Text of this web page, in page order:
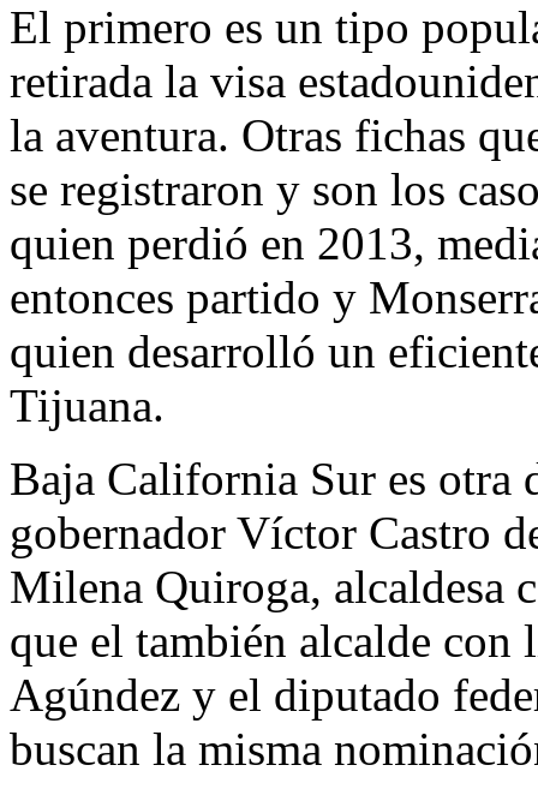
El primero es un tipo
retirada la visa
la aventura. Otras fichas
se registraron y son los
quien perdió en 2013,
entonces partido y
quien desarrolló un
Tijuana.
Baja California Sur es otra
gobernador Víctor Castro
Milena Quiroga, alcaldesa
que el también alcalde con
Agúndez y el diputado
buscan la misma